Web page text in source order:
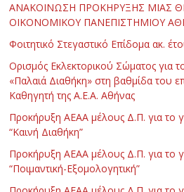
ΑΝΑΚΟΙΝΩΣΗ ΠΡΟΚΗΡΥΞΗΣ ΜΙΑΣ
ΟΙΚΟΝΟΜΙΚΟΥ ΠΑΝΕΠΙΣΤΗΜΙΟΥ
Φοιτητικό Στεγαστικό Επίδομα ακ.
Ορισμός Εκλεκτορικού Σώματος για
«Παλαιά Διαθήκη» στη βαθμίδα του
Καθηγητή της Α.Ε.Α. Αθήνας
Προκήρυξη ΑΕΑΑ μέλους Δ.Π. για το
“Καινή Διαθήκη”
Προκήρυξη ΑΕΑΑ μέλους Δ.Π. για το
“Ποιμαντική-Εξομολογητική”